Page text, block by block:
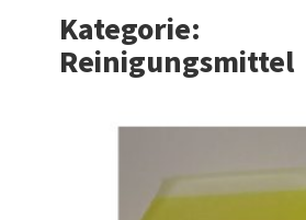
Kategorie:
Reinigungsmittel